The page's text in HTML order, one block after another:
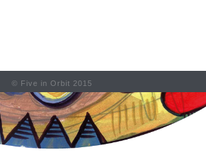
© Five in Orbit 2015